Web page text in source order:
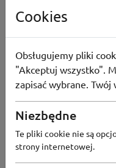
Cookies
Obsługujemy pliki
"Akceptuj wszystko".
zapisać wybrane.
Niezbędne
Te pliki cookie nie są
strony internetowej.